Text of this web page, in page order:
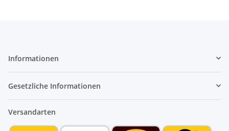
Informationen
Gesetzliche Informationen
Versandarten